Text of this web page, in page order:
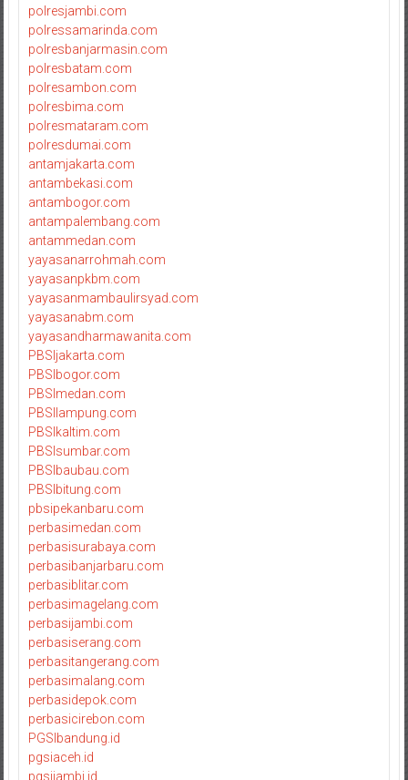
polresjambi.com
polressamarinda.com
polresbanjarmasin.com
polresbatam.com
polresambon.com
polresbima.com
polresmataram.com
polresdumai.com
antamjakarta.com
antambekasi.com
antambogor.com
antampalembang.com
antammedan.com
yayasanarrohmah.com
yayasanpkbm.com
yayasanmambaulirsyad.com
yayasanabm.com
yayasandharmawanita.com
PBSIjakarta.com
PBSIbogor.com
PBSImedan.com
PBSIlampung.com
PBSIkaltim.com
PBSIsumbar.com
PBSIbaubau.com
PBSIbitung.com
pbsipekanbaru.com
perbasimedan.com
perbasisurabaya.com
perbasibanjarbaru.com
perbasiblitar.com
perbasimagelang.com
perbasijambi.com
perbasiserang.com
perbasitangerang.com
perbasimalang.com
perbasidepok.com
perbasicirebon.com
PGSIbandung.id
pgsiaceh.id
pgsijambi.id